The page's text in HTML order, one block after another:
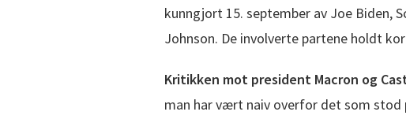
kunngjort 15. september av Joe Biden,
Johnson. De involverte partene holdt
Kritikken mot president Macron og
man har vært naiv overfor det som stod